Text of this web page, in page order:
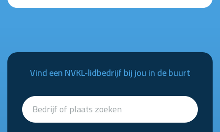
Vind een NVKL-lidbedrijf bij jou in de buurt